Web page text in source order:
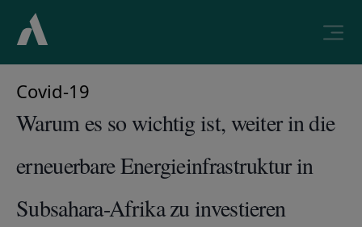
Covid-19
Warum es so wichtig ist, weiter in die
erneuerbare Energieinfrastruktur in
Subsahara-Afrika zu investieren